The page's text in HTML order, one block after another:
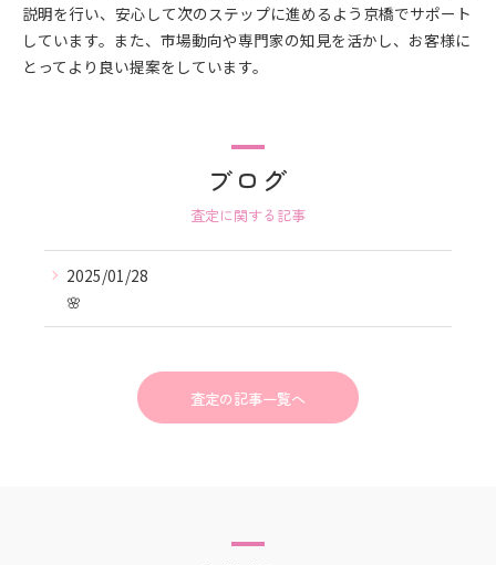
説明を行い、安心して次のステップに進めるよう京橋でサポート
しています。また、市場動向や専門家の知見を活かし、お客様に
とってより良い提案をしています。
ブログ
査定に関する記事
2025/01/28
🌸
査定の記事一覧へ